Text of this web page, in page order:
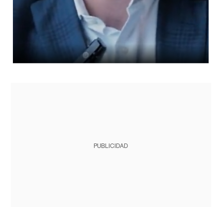
PUBLICIDAD